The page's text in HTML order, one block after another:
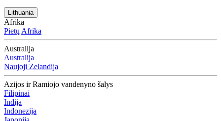
Lithuania
Afrika
Pietų Afrika
Australija
Australija
Naujoji Zelandija
Azijos ir Ramiojo vandenyno šalys
Filipinai
Indija
Indonezija